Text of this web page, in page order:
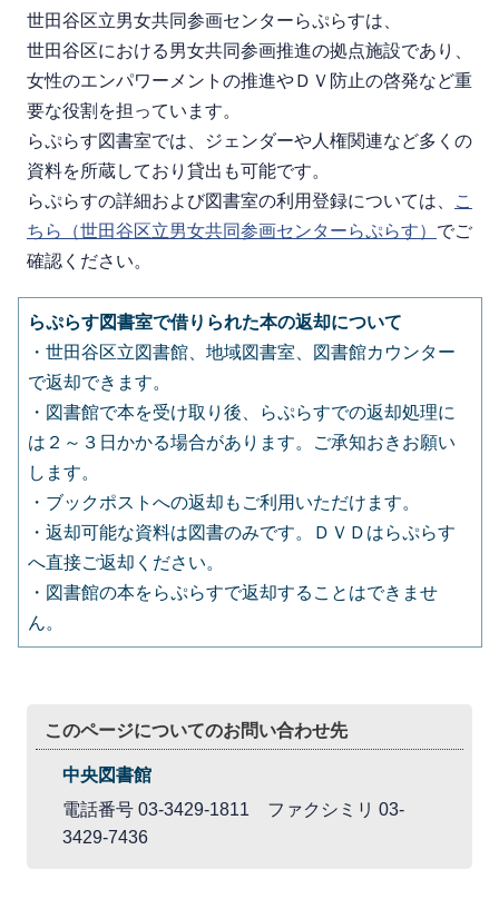
世田谷区立男女共同参画センターらぷらすは、
世田谷区における男女共同参画推進の拠点施設であり、
女性のエンパワーメントの推進やＤＶ防止の啓発など重
要な役割を担っています。
らぷらす図書室では、
ジェンダーや人権関連など多くの
資料を所蔵しており貸出も可能です。
らぷらすの詳細および図書室の利用登録については、
こ
ちら（世田谷区立男女共同参画センターらぷらす） でご
確認ください。
らぷらす図書室で借りられた本の返却について
・世田谷区立図書館、地域図書室、図書館カウンター
で返却できます。
・図書館で本を受け取り後、らぷらすでの返却処理に
は２～３日かかる場合があります。ご承知おきお願い
します。
・ブックポストへの返却もご利用いただけます。
・返却可能な資料は図書のみです。ＤＶＤはらぷらす
へ直接ご返却ください。
・図書館の本をらぷらすで返却することはできませ
ん。
このページについてのお問い合わせ先
中央図書館
電話番号 03-3429-1811 ファクシミリ 03-
3429-7436